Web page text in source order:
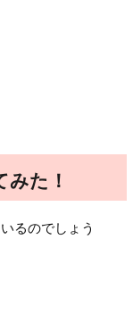
みた！
るのでしょう